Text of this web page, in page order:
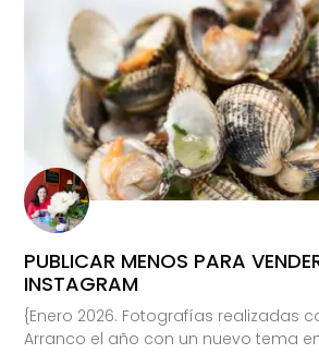
PUBLICAR MENOS PARA
INSTAGRAM
{Enero 2026. Fotografías realizadas
Arranco el año con un nuevo tema